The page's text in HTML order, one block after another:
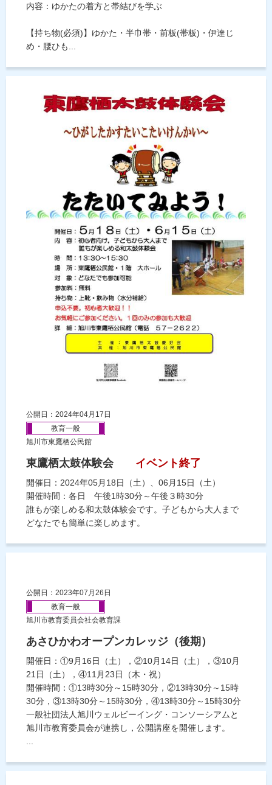
内容：ゆかたの着方と帯結びを学ぶ
【持ち物(必須)】ゆかた・半巾帯・前板(帯板)・伊達じ
め・腰ひも...
公開日：2024年04月17日
教育一般
旭川市東鷹栖公民館
東鷹栖太鼓体験会 イベント終了
開催日：2024年05月18日（土）、06月15日（土）
開催時間：各日 午後1時30分～午後３時30分
誰もが楽しめる和太鼓体験会です。子どもから大人まで
どなたでも簡単に楽しめます。
公開日：2023年07月26日
教育一般
旭川市教育委員会社会教育課
あさひかわオープンカレッジ（後期）
開催日：①9月16日（土），②10月14日（土），③10月
21日（土），④11月23日（木・祝）
開催時間：①13時30分～15時30分，②13時30分～15時
30分，③13時30分～15時30分，④13時30分～15時30分
一般社団法人旭川ウェルビーイング・コンソーシアムと
旭川市教育委員会が連携し，公開講座を開催します。
...